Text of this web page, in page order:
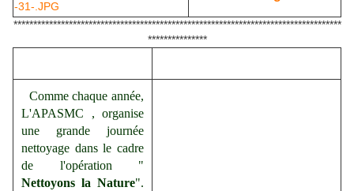
***********************************************************************************
***************
Comme chaque année,
L'APASMC , organise
une grande journée
nettoyage dans le cadre
de l'opération "
Nettoyons la Nature".